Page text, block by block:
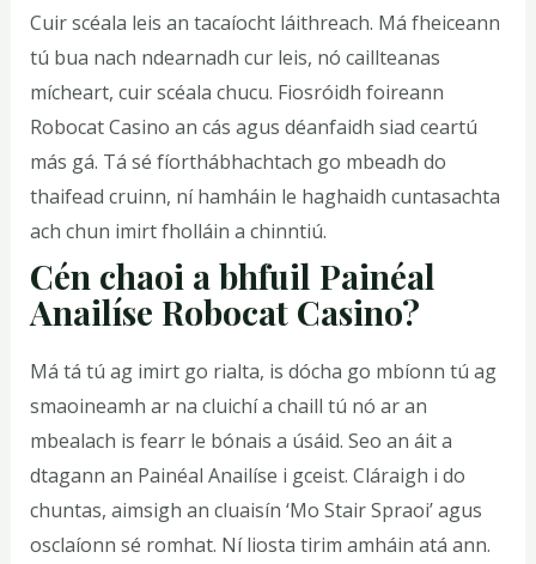
Cuir scéala leis an tacaíocht láithreach. Má fheiceann
tú bua nach ndearnadh cur leis, nó caillteanas
mícheart, cuir scéala chucu. Fiosróidh foireann
Robocat Casino an cás agus déanfaidh siad ceartú
más gá. Tá sé fíorthábhachtach go mbeadh do
thaifead cruinn, ní hamháin le haghaidh cuntasachta
ach chun imirt fholláin a chinntiú.
Cén chaoi a bhfuil Painéal
Anailíse Robocat Casino?
Má tá tú ag imirt go rialta, is dócha go mbíonn tú ag
smaoineamh ar na cluichí a chaill tú nó ar an
mbealach is fearr le bónais a úsáid. Seo an áit a
dtagann an Painéal Anailíse i gceist. Cláraigh i do
chuntas, aimsigh an cluaisín ‘Mo Stair Spraoi’ agus
osclaíonn sé romhat. Ní liosta tirim amháin atá ann.